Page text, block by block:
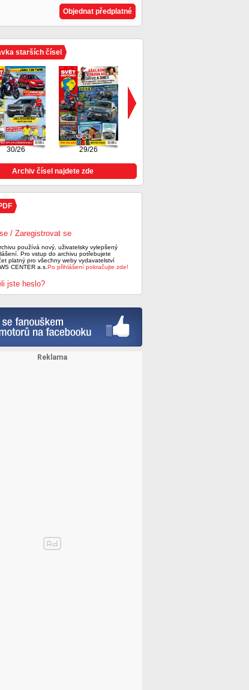
Objednat předplatné
starších čísel
30/26 29/26
Archiv čísel najdete zde
/ Zaregistrovat se
používá nový, uživatelsky vylepšený
Pro vstup do archivu potřebujete
platný pro všechny weby vydavatelství
CENTER a.s. Po přihlášení pokračujte zde!
jste heslo?